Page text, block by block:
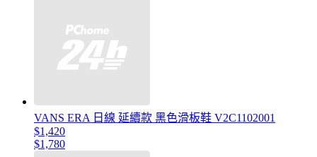
VANS ERA 日線 延續款 黑色滑板鞋 V2C1102001
$1,420
$1,780